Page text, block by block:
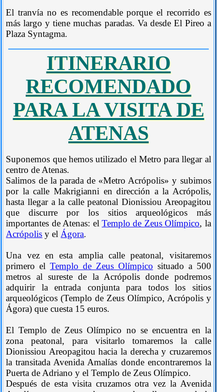
El tranvía no es recomendable porque el recorrido es
más largo y tiene muchas paradas. Va desde El Pireo a
Plaza Syntagma.
ITINERARIO
RECOMENDADO
PARA LA VISITA DE
ATENAS
Suponemos que hemos utilizado el Metro para llegar al
centro de Atenas.
Salimos de la parada de «Metro Acrópolis» y subimos
por la calle Makrigianni en dirección a la Acrópolis,
hasta llegar a la calle peatonal Dionissiou Areopagitou
que discurre por los sitios arqueológicos más
importantes de Atenas: el Templo de Zeus Olímpico, la
Acrópolis y elÁgora.
Una vez en esta amplia calle peatonal, visitaremos
primero elTemplo de Zeus Olímpico situado a 500
metros al sureste de la Acrópolis donde podremos
adquirir la entrada conjunta para todos los sitios
arqueológicos (Templo de Zeus Olímpico, Acrópolis y
Ágora) que cuesta 15 euros.
El Templo de Zeus Olímpico no se encuentra en la
zona peatonal, para visitarlo tomaremos la calle
Dionissiou Areopagitou hacia la derecha y cruzaremos
la transitada Avenida Amalías donde encontraremos la
Puerta de Adriano y el Templo de Zeus Olímpico.
Después de esta visita cruzamos otra vez la Avenida